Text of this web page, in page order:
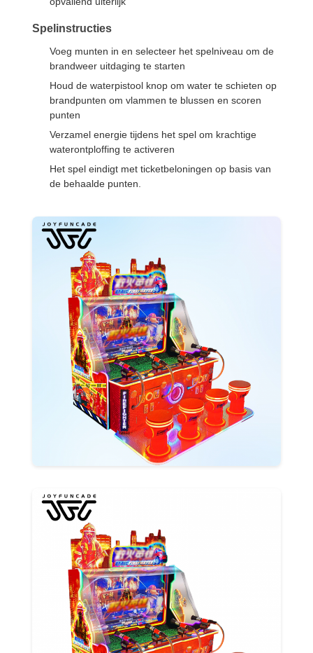
Spelinstructies
Voeg munten in en selecteer het spelniveau om de
brandweer uitdaging te starten
Houd de waterpistool knop om water te schieten op
brandpunten om vlammen te blussen en scoren
punten
Verzamel energie tijdens het spel om krachtige
waterontploffing te activeren
Het spel eindigt met ticketbeloningen op basis van
de behaalde punten.